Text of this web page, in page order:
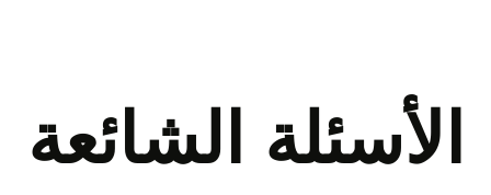
الأسئلة الشائعة